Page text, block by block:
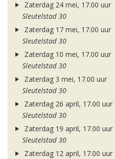
Zaterdag 24 mei, 17.00 uur
Sleutelstad 30
Zaterdag 17 mei, 17.00 uur
Sleutelstad 30
Zaterdag 10 mei, 17.00 uur
Sleutelstad 30
Zaterdag 3 mei, 17.00 uur
Sleutelstad 30
Zaterdag 26 april, 17.00 uur
Sleutelstad 30
Zaterdag 19 april, 17.00 uur
Sleutelstad 30
Zaterdag 12 april, 17.00 uur